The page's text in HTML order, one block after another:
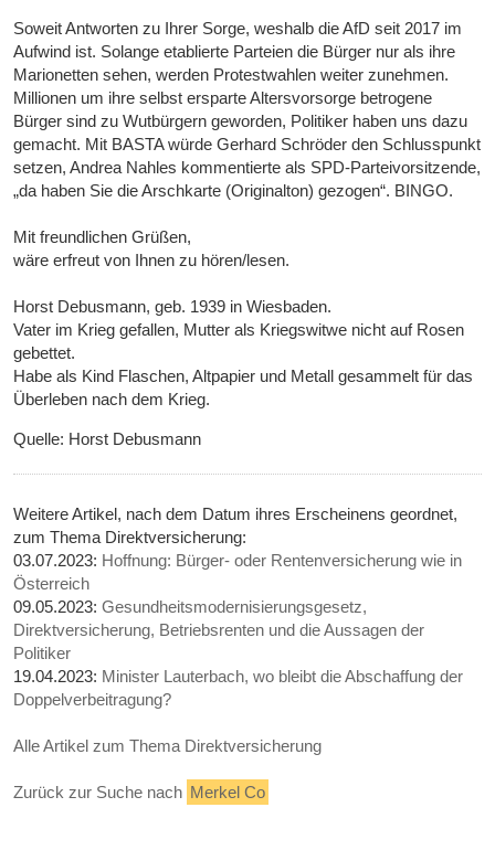
Soweit Antworten zu Ihrer Sorge, weshalb die AfD seit 2017 im
Aufwind ist. Solange etablierte Parteien die Bürger nur als ihre
Marionetten sehen, werden Protestwahlen weiter zunehmen.
Millionen um ihre selbst ersparte Altersvorsorge betrogene
Bürger sind zu Wutbürgern geworden, Politiker haben uns dazu
gemacht. Mit BASTA würde Gerhard Schröder den Schlusspunkt
setzen, Andrea Nahles kommentierte als SPD-Parteivorsitzende,
„da haben Sie die Arschkarte (Originalton) gezogen“. BINGO.
Mit freundlichen Grüßen,
wäre erfreut von Ihnen zu hören/lesen.
Horst Debusmann, geb. 1939 in Wiesbaden.
Vater im Krieg gefallen, Mutter als Kriegswitwe nicht auf Rosen
gebettet.
Habe als Kind Flaschen, Altpapier und Metall gesammelt für das
Überleben nach dem Krieg.
Quelle: Horst Debusmann
Weitere Artikel, nach dem Datum ihres Erscheinens geordnet,
zum Thema Direktversicherung:
03.07.2023: Hoffnung: Bürger- oder Rentenversicherung wie in
Österreich
09.05.2023:Gesundheitsmodernisierungsgesetz,
Direktversicherung, Betriebsrenten und die Aussagen der
Politiker
19.04.2023: Minister Lauterbach, wo bleibt die Abschaffung der
Doppelverbeitragung?
Alle Artikel zum Thema Direktversicherung
Zurück zur Suche nach Merkel Co